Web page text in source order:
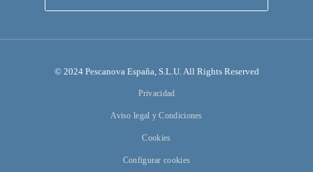
© 2024 Pescanova España, S.L.U. All Rights Reserved
Privacidad
Aviso legal y Condiciones
Cookies
Configurar cookies